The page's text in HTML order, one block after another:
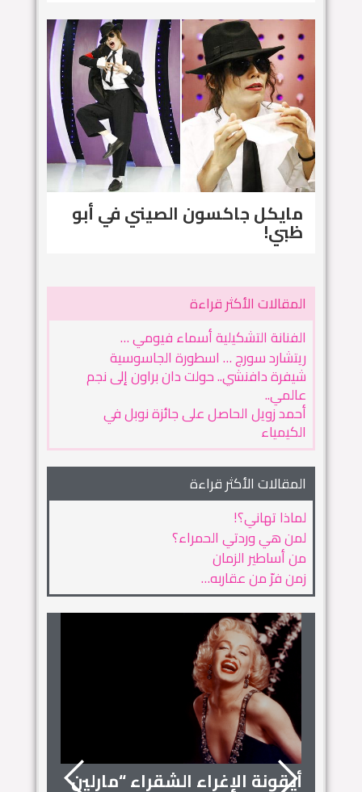
مايكل جاكسون الصيني في أبو
ظبي!
المقالات الأكثر قراءة
الفنانة التشكيلية أسماء فيومي …
ريتشارد سورج … اسطورة الجاسوسية
شيفرة دافنشي.. حولت دان براون إلى نجم
عالمي..
أحمد زويل الحاصل على جائزة نوبل في
الكيمياء
المقالات الأكثر قراءة
لماذا تهاني؟!
لمن هي وردتي الحمراء؟
من أساطير الزمان
زمن فرّ من عقاربه…
أيقونة الإغراء الشقراء “مارلين